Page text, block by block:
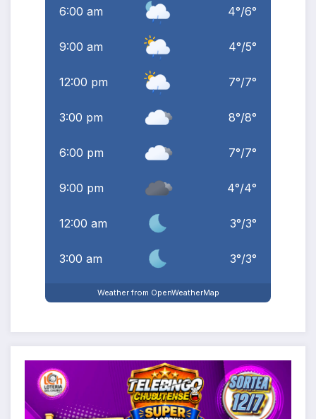
6:00 am 4°/6°
9:00 am 4°/5°
12:00 pm 7°/7°
3:00 pm 8°/8°
6:00 pm 7°/7°
9:00 pm 4°/4°
12:00 am 3°/3°
3:00 am 3°/3°
Weather from OpenWeatherMap